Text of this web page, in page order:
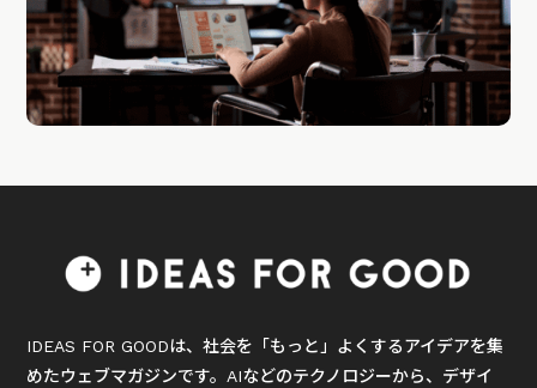
IDEAS FOR GOODは、社会を「もっと」よくするアイデアを集
めたウェブマガジンです。AIなどのテクノロジーから、デザイ